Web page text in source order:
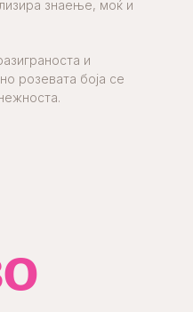
знаење, моќ и
и
розевата боја се